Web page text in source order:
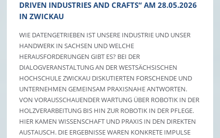
DRIVEN INDUSTRIES AND CRAFTS“ AM 28.05.2026
IN ZWICKAU
WIE DATENGETRIEBEN IST UNSERE INDUSTRIE UND UNSER
HANDWERK IN SACHSEN UND WELCHE
HERAUSFORDERUNGEN GIBT ES? BEI DER
DIALOGVERANSTALTUNG AN DER WESTSÄCHSISCHEN
HOCHSCHULE ZWICKAU DISKUTIERTEN FORSCHENDE UND
UNTERNEHMEN GEMEINSAM PRAXISNAHE ANTWORTEN.
VON VORAUSSCHAUENDER WARTUNG ÜBER ROBOTIK IN DER
HOLZVERARBEITUNG BIS HIN ZUR ROBOTIK IN DER PFLEGE.
HIER KAMEN WISSENSCHAFT UND PRAXIS IN DEN DIREKTEN
AUSTAUSCH. DIE ERGEBNISSE WAREN KONKRETE IMPULSE